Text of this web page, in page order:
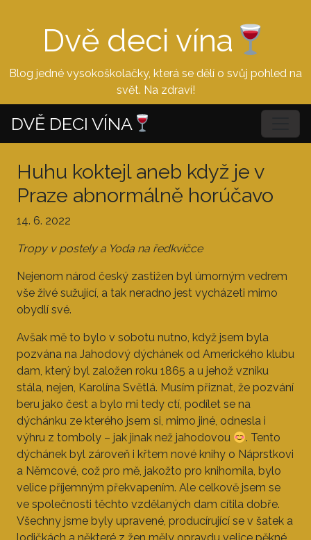
Dvě deci vína
Blog jedné vysokoškolačky, která se dělí o svůj pohled na
svět. Na zdraví!
DVĚ DECI VÍNA
Huhu koktejl aneb když je v
Praze abnormálně horúčavo
14. 6. 2022
Tropy v postely a Yoda na ředkvičce
Nejenom národ český zastižen byl úmorným vedrem
vše živé sužující, a tak neradno jest vycházeti mimo
obydlí své.
Avšak mě to bylo v sobotu nutno, když jsem byla
pozvána na Jahodový dýchánek od Amerického klubu
dam, který byl založen roku 1865 a u jehož vzniku
stála, nejen, Karolína Světlá. Musím přiznat, že pozvání
beru jako čest a bylo mi tedy ctí, podílet se na
dýchánku ze kterého jsem si, mimo jiné, odnesla i
výhru z tomboly – jak jinak než jahodovou
. Tento
dýchánek byl zároveň i křtem nové knihy o Náprstkovi
a Němcové, což pro mě, jakožto pro knihomila, bylo
velice příjemným překvapením. Ale celkově jsem se
ve společnosti těchto vzdělaných dam cítila dobře.
Všechny jsme byly upravené, producírující se v šatek a